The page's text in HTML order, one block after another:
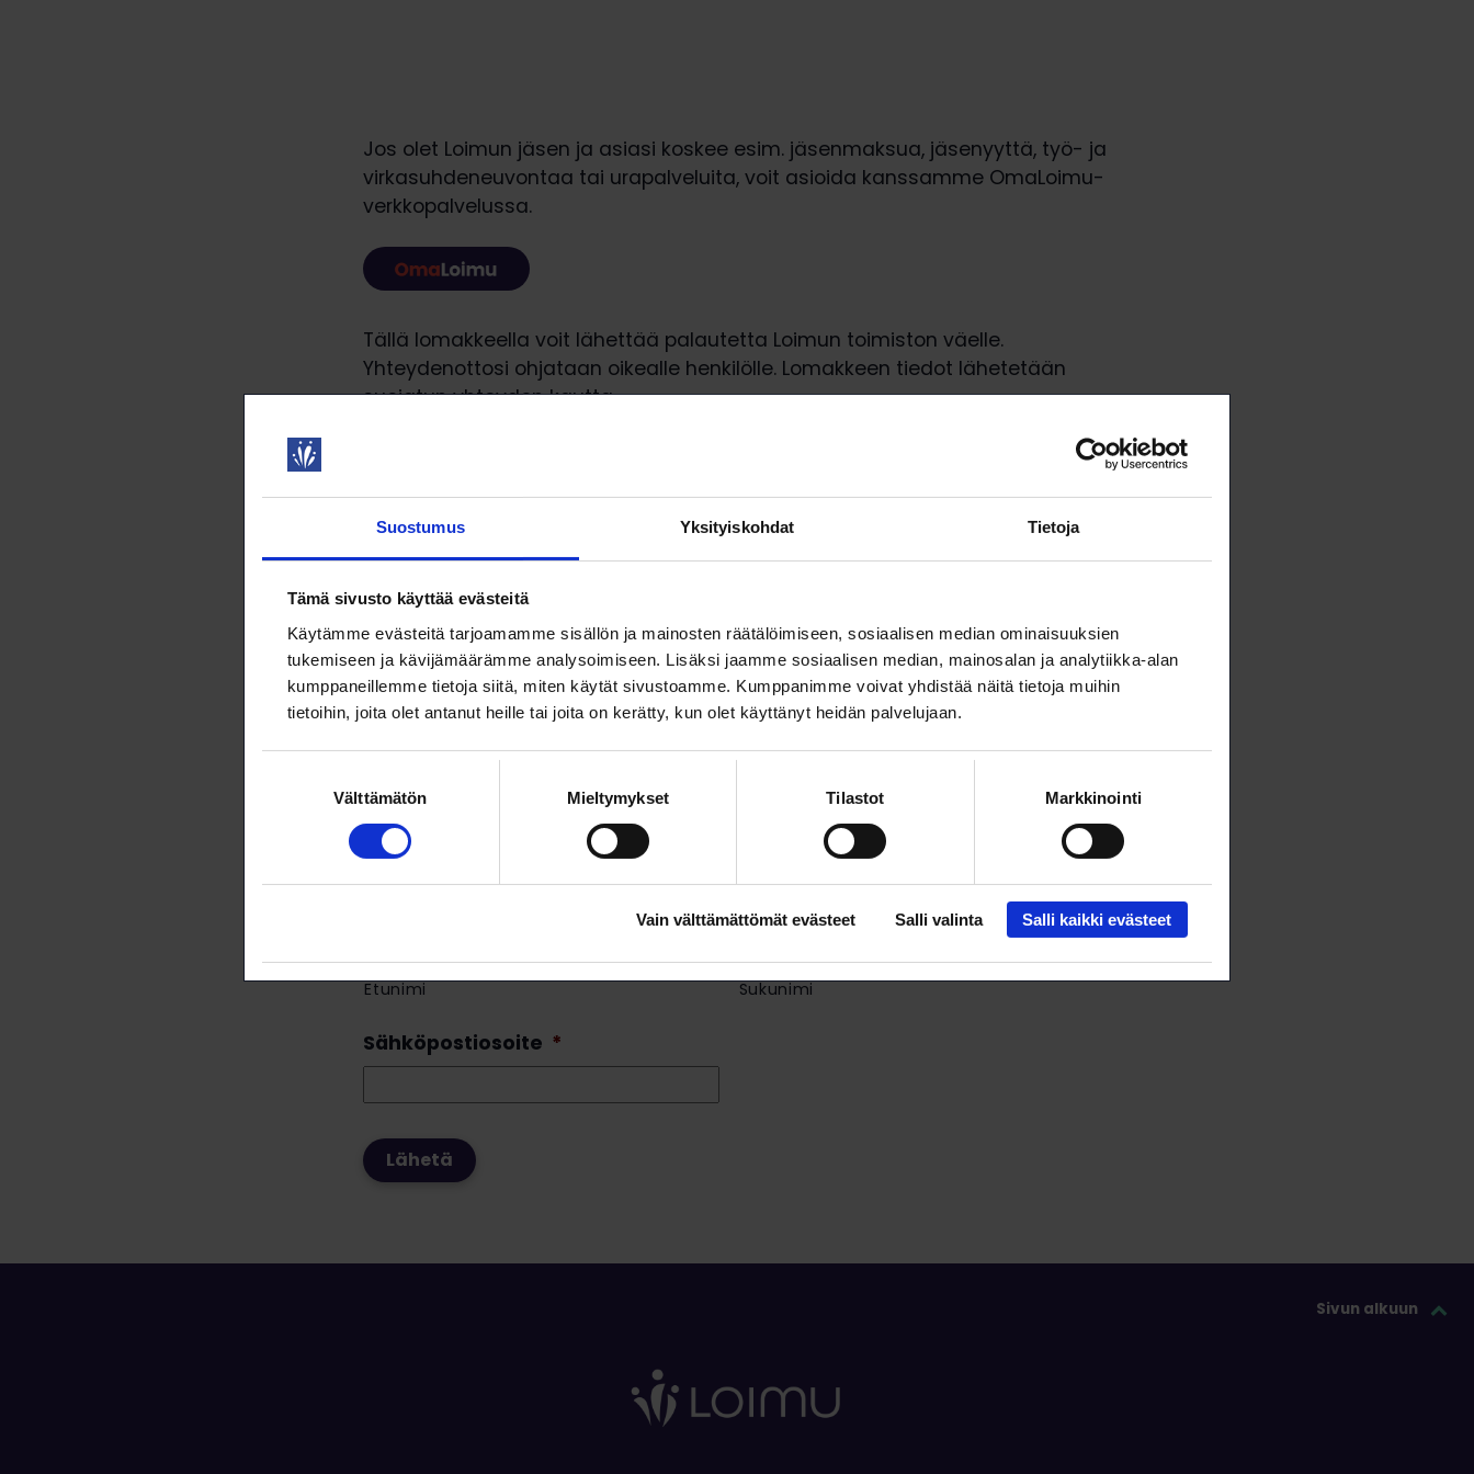
Suostumus Yksityiskohdat Tietoja
Tämä sivusto käyttää evästeitä
Käytämme evästeitä tarjoamamme sisällön ja mainosten räätälöimiseen, sosiaalisen median ominaisuuksien
tukemiseen ja kävijämäärämme analysoimiseen. Lisäksi jaamme sosiaalisen median, mainosalan ja analytiikka-alan
kumppaneillemme tietoja siitä, miten käytät sivustoamme. Kumppanimme voivat yhdistää näitä tietoja muihin
tietoihin, joita olet antanut heille tai joita on kerätty, kun olet käyttänyt heidän palvelujaan.
Välttämätön Mieltymykset Tilastot Markkinointi
Vain välttämättömät evästeet Salli valinta Salli kaikki evästeet
Jos olet Loimun jäsen ja asiasi koskee esim. jäsenmaksua, jäsenyyttä, työ- ja
virkasuhdeneuvontaa tai urapalveluita, voit asioida kanssamme OmaLoimu-
verkkopalvelussa.
Tällä lomakkeella voit lähettää palautetta Loimun toimiston väelle.
Yhteydenottosi ohjataan oikealle henkilölle. Lomakkeen tiedot lähetetään
suojatun yhteyden kautta.
Olemme kiitollisia kaikista palautteista ja kehitysehdotuksista, jotta voimme
Saat vastauksen ilmoittamaasi sähköpostiosoitteeseen.
Palautelomake
Palaute Loimulle: *
Etunimi Sukunimi
Sähköpostiosoite *
Sivun alkuun